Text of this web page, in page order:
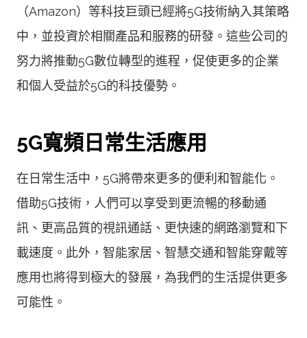
（Amazon）等科技巨頭已經將5G技術納入其策略
中，並投資於相關產品和服務的研發。這些公司的
努力將推動5G數位轉型的進程，促使更多的企業
和個人受益於5G的科技優勢。
5G寬頻日常生活應用
在日常生活中，5G將帶來更多的便利和智能化。
借助5G技術，人們可以享受到更流暢的移動通
訊、更高品質的視訊通話、更快速的網路瀏覽和下
載速度。此外，智能家居、智慧交通和智能穿戴等
應用也將得到極大的發展，為我們的生活提供更多
可能性。